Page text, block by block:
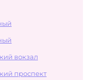
вокзал
проспект